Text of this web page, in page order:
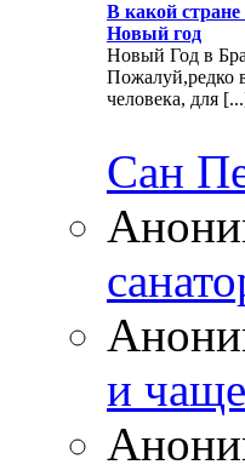
В какой стране
Новый год
Новый Год в
Пожалуй,редко
человека, для
Сан
и